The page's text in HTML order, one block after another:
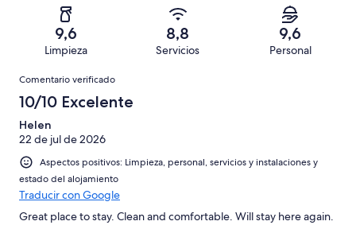
puntuación
puntuación
puntuación
Normal
una
puntuación
Mediocre
229
una
puntuación
de
Horrible
9,6
Limpieza
8,8
Servicios
9,6
Personal
Comentarios
Comentario verificado
10/10 Excelente
Helen
22 de jul de 2026
Aspectos positivos: Limpieza, personal, servicios y instalaciones y
estado del alojamiento
Traducir con Google
Great place to stay. Clean and comfortable. Will stay here again.